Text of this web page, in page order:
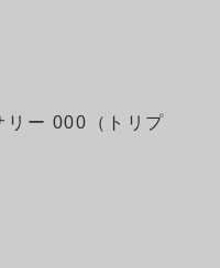
リー 000（トリプ